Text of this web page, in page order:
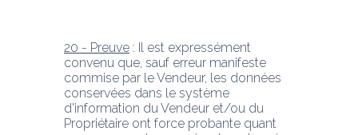
20 - Preuve : Il est expressément
convenu que, sauf erreur manifeste
commise par le Vendeur, les données
conservées dans le système
d'information du Vendeur et/ou du
Propriétaire ont force probante quant